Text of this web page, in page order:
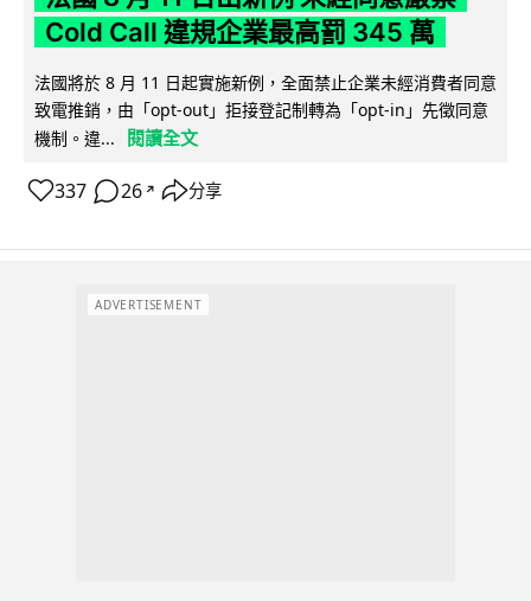
Cold Call 違規企業最高罰 345 萬
法國將於 8 月 11 日起實施新例，全面禁止企業未經消費者同意
致電推銷，由「opt-out」拒接登記制轉為「opt-in」先徵同意
機制。違...
閱讀全文
337 26 ↗ 分享
ADVERTISEMENT